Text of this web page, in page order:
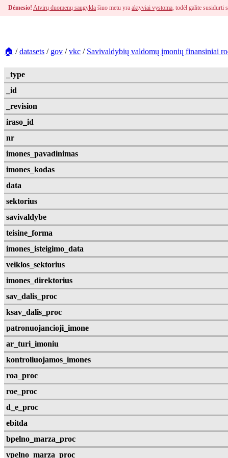
Dėmesio! Atvirų duomenų saugykla šiuo metu yra aktyviai vystoma, todėl galite susidurti
🏠 /datasets / gov /vkc / Savivaldybių valdomų įmonių finansiniai
_type
_id
_revision
iraso_id
nr
imones_pavadinimas
imones_kodas
data
sektorius
savivaldybe
teisine_forma
imones_isteigimo_data
veiklos_sektorius
imones_direktorius
sav_dalis_proc
ksav_dalis_proc
patronuojancioji_imone
ar_turi_imoniu
kontroliuojamos_imones
roa_proc
roe_proc
d_e_proc
ebitda
bpelno_marza_proc
vpelno_marza_proc